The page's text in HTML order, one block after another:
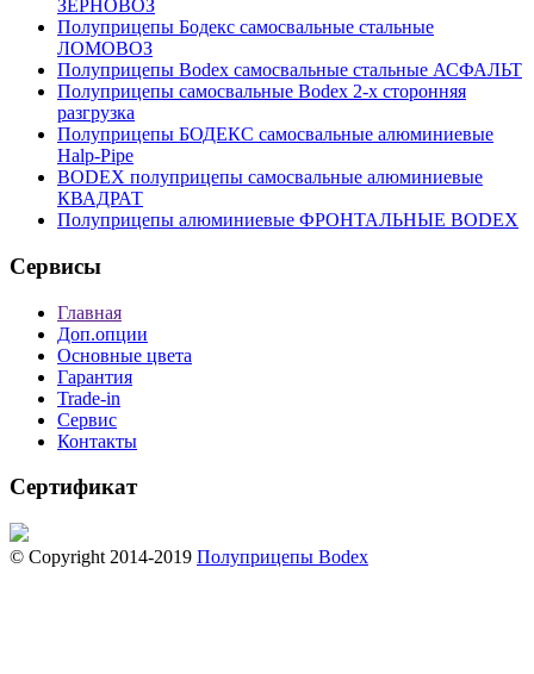
ЗЕРНОВОЗ
Полуприцепы Бодекс самосвальные стальные
ЛОМОВОЗ
Полуприцепы Bodex самосвальные стальные АСФАЛЬТ
Полуприцепы самосвальные Bodex 2-х сторонняя
разгрузка
Полуприцепы БОДЕКС самосвальные алюминиевые
Нalp-Pipe
BODEX полуприцепы самосвальные алюминиевые
КВАДРАТ
Полуприцепы алюминиевые ФРОНТАЛЬНЫЕ BODEX
Сервисы
Главная
Доп.опции
Основные цвета
Гарантия
Trade-in
Сервис
Контакты
Сертификат
© Copyright 2014-2019 Полуприцепы Bodex